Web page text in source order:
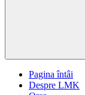
Pagina întâi
Despre LMK